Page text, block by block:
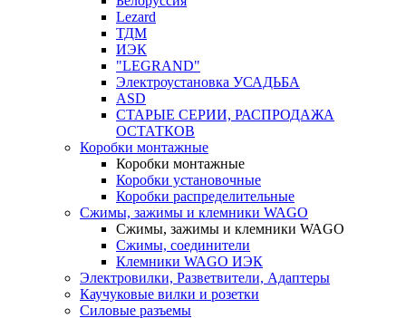
Lezard
ТДМ
ИЭК
"LEGRAND"
Электроустановка УСАДЬБА
ASD
СТАРЫЕ СЕРИИ, РАСПРОДАЖА
ОСТАТКОВ
Коробки монтажные
Коробки монтажные
Коробки установочные
Коробки распределительные
Сжимы, зажимы и клемники WAGO
Сжимы, зажимы и клемники WAGO
Сжимы, соединители
Клемники WAGO ИЭК
Электровилки, Разветвители, Адаптеры
Каучуковые вилки и розетки
Силовые разъемы